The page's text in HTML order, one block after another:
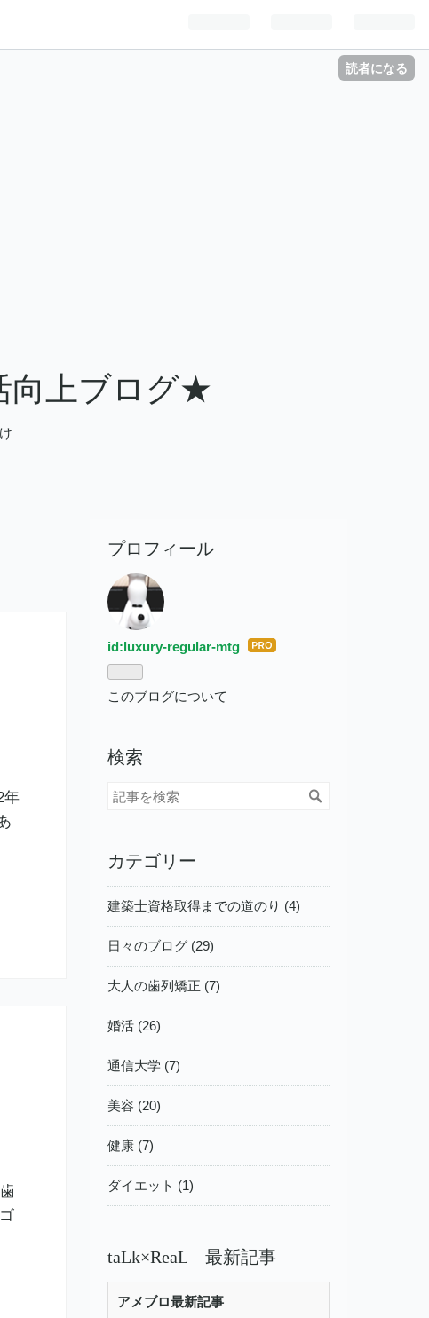
読者になる
向上ブログ★
年
プロフィール
id:luxury-regular-mtg はて
このブログについて
検索
カテゴリー
建築士資格取得までの道のり (4)
日々のブログ (29)
大人の歯列矯正 (7)
婚活 (26)
通信大学 (7)
美容 (20)
健康 (7)
ダイエット (1)
taLk×ReaL 最新記事
アメブロ最新記事